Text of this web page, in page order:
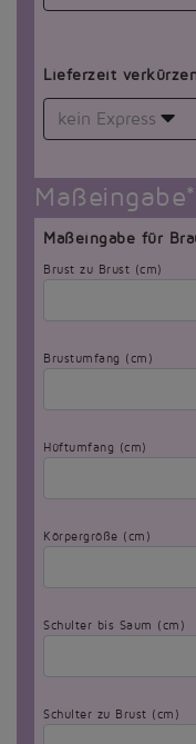
Lieferzeit
kein Express
Maßeingabe für
Brust zu Brust (cm)
Brustumfang (cm)
Hüftumfang (cm)
Körpergröße (cm)
Schulter bis Saum (cm)
Schulter zu Brust (cm)